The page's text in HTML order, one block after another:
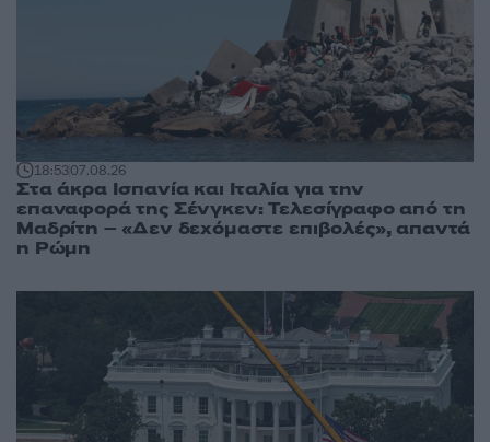
18:5307.08.26
Στα άκρα Ισπανία και Ιταλία για την
επαναφορά της Σένγκεν: Τελεσίγραφο από τη
Μαδρίτη – «Δεν δεχόμαστε επιβολές», απαντά
η Ρώμη